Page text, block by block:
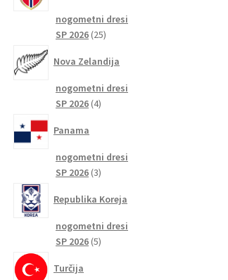
nogometni dresi
SP 2026 2525
Nova Zelandija
nogometni dresi
SP 2026 44
Panama
nogometni dresi
SP 2026 33
Republika Koreja
nogometni dresi
SP 2026 55
Turčija